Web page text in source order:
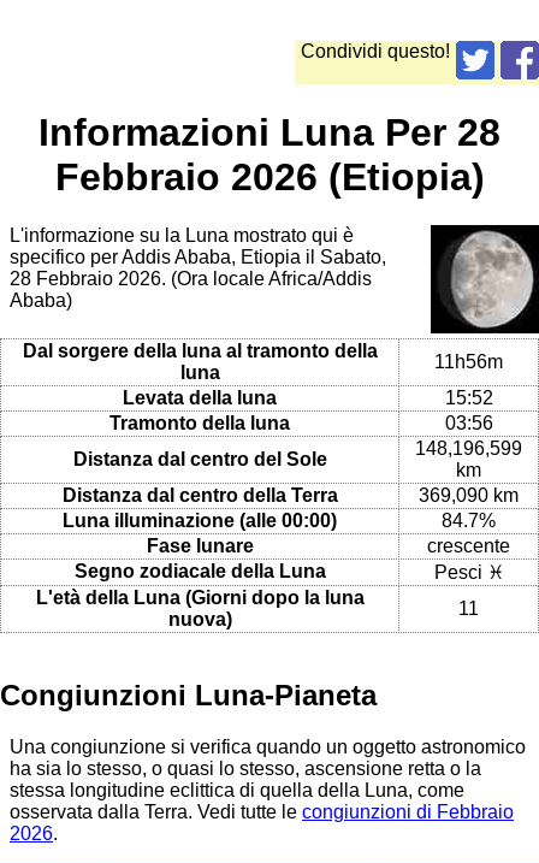
Condividi questo!
Informazioni Luna Per 28
Febbraio 2026 (Etiopia)
L'informazione su la Luna mostrato qui è
specifico per Addis Ababa, Etiopia il Sabato,
28 Febbraio 2026. (Ora locale Africa/Addis
Ababa)
Dal sorgere della luna al tramonto della
luna
11h56m
Levata della luna
15:52
Tramonto della luna
03:56
Distanza dal centro del Sole
148,196,599
km
Distanza dal centro della Terra
369,090 km
Luna illuminazione (alle 00:00)
84.7%
Fase lunare
crescente
Segno zodiacale della Luna
Pesci ♓
L'età della Luna (Giorni dopo la luna
nuova)
11
Congiunzioni Luna-Pianeta
Una congiunzione si verifica quando un oggetto astronomico
ha sia lo stesso, o quasi lo stesso, ascensione retta o la
stessa longitudine eclittica di quella della Luna, come
osservata dalla Terra. Vedi tutte le congiunzioni di Febbraio
2026.